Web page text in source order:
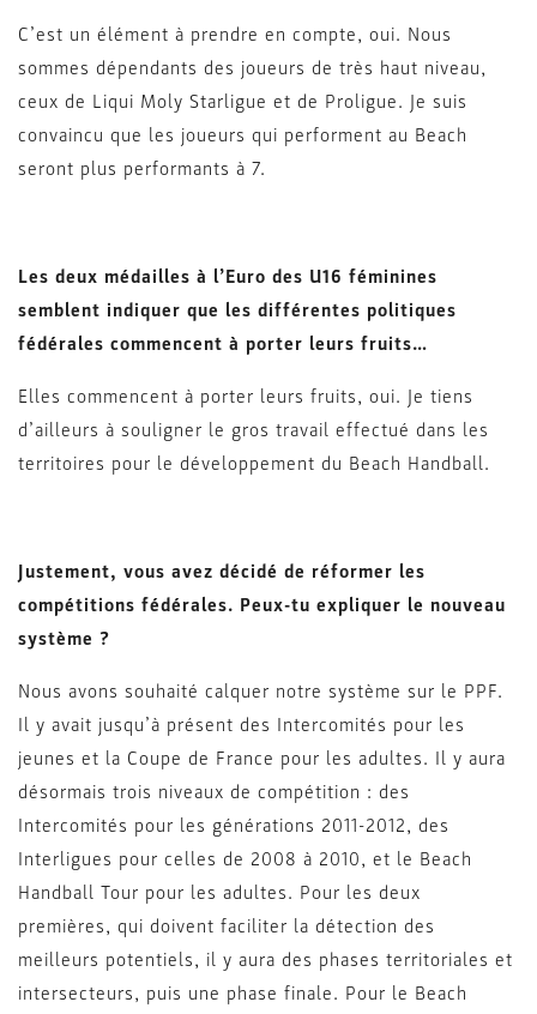
C’est un élément à prendre en compte, oui. Nous
sommes dépendants des joueurs de très haut niveau,
ceux de Liqui Moly Starligue et de Proligue. Je suis
convaincu que les joueurs qui performent au Beach
seront plus performants à 7.
Les deux médailles à l’Euro des U16 féminines
semblent indiquer que les différentes politiques
fédérales commencent à porter leurs fruits…
Elles commencent à porter leurs fruits, oui. Je tiens
d’ailleurs à souligner le gros travail effectué dans les
territoires pour le développement du Beach Handball.
Justement, vous avez décidé de réformer les
compétitions fédérales. Peux-tu expliquer le nouveau
système ?
Nous avons souhaité calquer notre système sur le PPF.
Il y avait jusqu’à présent des Intercomités pour les
jeunes et la Coupe de France pour les adultes. Il y aura
désormais trois niveaux de compétition : des
Intercomités pour les générations 2011-2012, des
Interligues pour celles de 2008 à 2010, et le Beach
Handball Tour pour les adultes. Pour les deux
premières, qui doivent faciliter la détection des
meilleurs potentiels, il y aura des phases territoriales et
intersecteurs, puis une phase finale. Pour le Beach